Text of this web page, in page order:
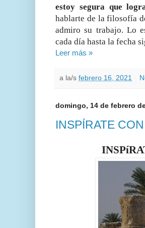
estoy segura que
hablarte de la filosofía
admiro su trabajo. Lo
cada día hasta la fecha
Leer más »
a la/s febrero 16, 2021
domingo, 14 de febrero
INSPÍRATE